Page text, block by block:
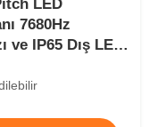
LED
7680Hz
ve IP65 Dış LED
için Su